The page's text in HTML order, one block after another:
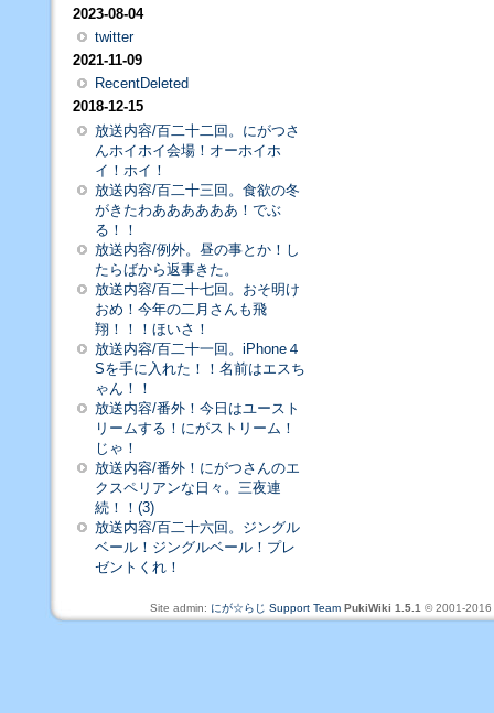
2023-08-04
twitter
2021-11-09
RecentDeleted
2018-12-15
放送内容/百二十二回。にがつさ
んホイホイ会場！オーホイホ
イ！ホイ！
放送内容/百二十三回。食欲の冬
がきたわああああああ！でぶ
る！！
放送内容/例外。昼の事とか！し
たらばから返事きた。
放送内容/百二十七回。おそ明け
おめ！今年の二月さんも飛
翔！！！ほいさ！
放送内容/百二十一回。iPhone４
Sを手に入れた！！名前はエスち
ゃん！！
放送内容/番外！今日はユースト
リームする！にがストリーム！
じゃ！
放送内容/番外！にがつさんのエ
クスペリアンな日々。三夜連
続！！(3)
放送内容/百二十六回。ジングル
ベール！ジングルベール！プレ
ゼントくれ！
Site admin: にが☆らじ Support Team PukiWiki 1.5.1 © 2001-2016